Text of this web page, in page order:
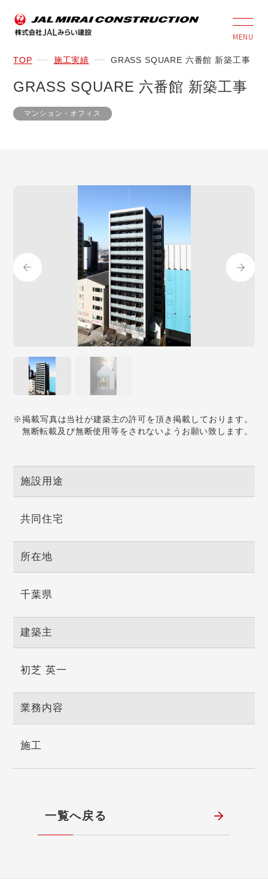
MENU
TOP 施工実績 GRASS SQUARE 六番館 新築工事
GRASS SQUARE 六番館 新築工事
マンション・オフィス
※掲載写真は当社が建築主の許可を頂き掲載しております。
無断転載及び無断使用等をされないようお願い致します。
施設用途
共同住宅
所在地
千葉県
建築主
初芝 英一
業務内容
施工
一覧へ戻る